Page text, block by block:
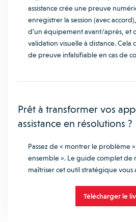
assistance crée une preuve
enregistrer la session (avec
d’un équipement avant/après, et
validation visuelle à distance. Cela
de preuve infalsifiable en cas de
Prêt à transformer vos
assistance en résolutions ?
Passez de « montrer le problème
ensemble ». Le guide complet de
maîtriser cet outil stratégique vous
Télécharger le